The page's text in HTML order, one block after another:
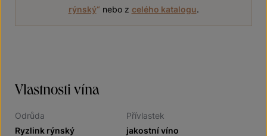
rýnský“ nebo z celého katalogu.
Vlastnosti vína
Odrůda
Ryzlink rýnský
Přívlastek
jakostní víno